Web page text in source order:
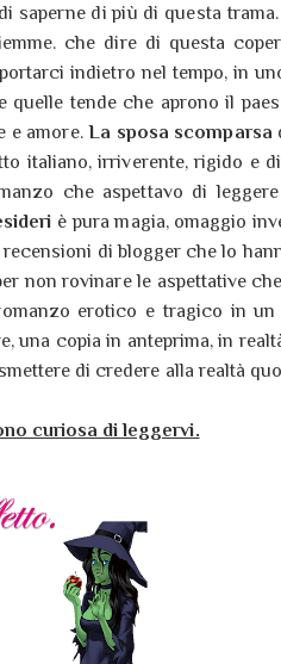
saperne di più di questa trama.
che dire di questa
indietro nel tempo, in
quelle tende che aprono il
e amore.La sposa scomparsa
italiano, irriverente, rigido e
che aspettavo di
è pura magia, omaggio
di blogger che lo
non rovinare le aspettative
erotico e tragico in
una copia in anteprima, in
di credere alla realtà
curiosa di leggervi.